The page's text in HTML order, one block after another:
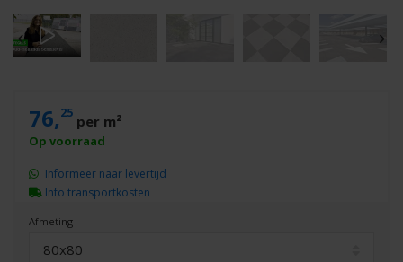
Afmeting
80x80
76,25 per m²
Informeer naar levertijd
Info transportkosten